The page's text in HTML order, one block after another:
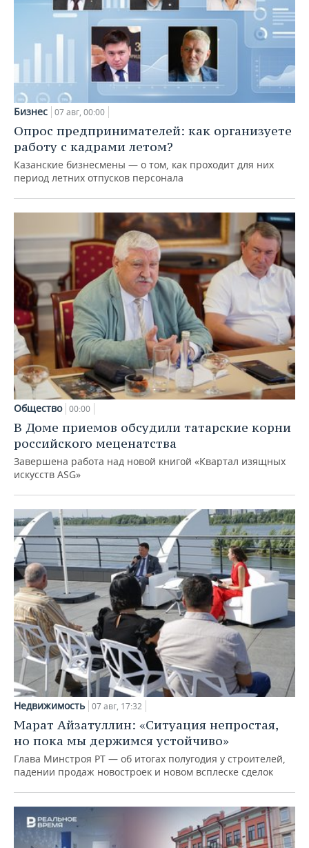
Бизнес 07 авг, 00:00
Опрос предпринимателей: как организуете
работу с кадрами летом?
Казанские бизнесмены — о том, как проходит для них
период летних отпусков персонала
Общество 00:00
В Доме приемов обсудили татарские корни
российского меценатства
Завершена работа над новой книгой «Квартал изящных
искусств ASG»
Недвижимость 07 авг, 17:32
Марат Айзатуллин: «Ситуация непростая,
но пока мы держимся устойчиво»
Глава Минстроя РТ — об итогах полугодия у строителей,
падении продаж новостроек и новом всплеске сделок